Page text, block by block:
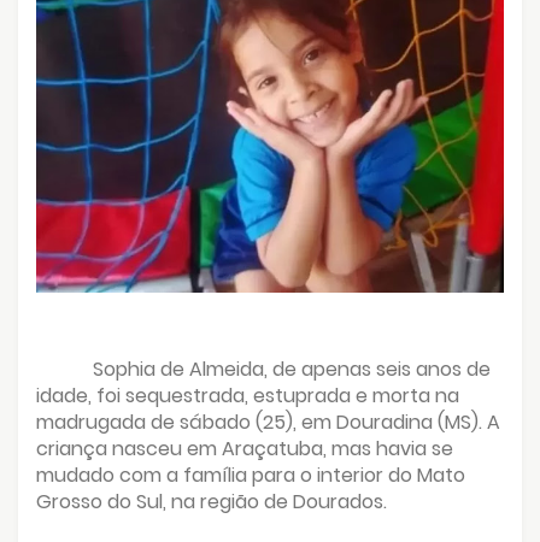
Sophia de Almeida, de apenas seis anos de
idade, foi sequestrada, estuprada e morta na
madrugada de sábado (25), em Douradina (MS). A
criança nasceu em Araçatuba, mas havia se
mudado com a família para o interior do Mato
Grosso do Sul, na região de Dourados.